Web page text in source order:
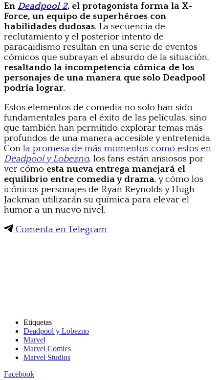
En Deadpool 2, el protagonista forma la X-
Force, un equipo de superhéroes con
habilidades dudosas. La secuencia de
reclutamiento y el posterior intento de
paracaidismo resultan en una serie de eventos
cómicos que subrayan el absurdo de la situación,
resaltando la incompetencia cómica de los
personajes de una manera que solo Deadpool
podría lograr.
Estos elementos de comedia no solo han sido
fundamentales para el éxito de las películas, sino
que también han permitido explorar temas más
profundos de una manera accesible y entretenida.
Con la promesa de más momentos como estos en
Deadpool y Lobezno, los fans están ansiosos por
ver cómo esta nueva entrega manejará el
equilibrio entre comedia y drama, y cómo los
icónicos personajes de Ryan Reynolds y Hugh
Jackman utilizarán su química para elevar el
humor a un nuevo nivel.
Comenta en Telegram
Etiquetas
Deadpool y Lobezno
Marvel
Marvel Comics
Marvel Studios
Facebook